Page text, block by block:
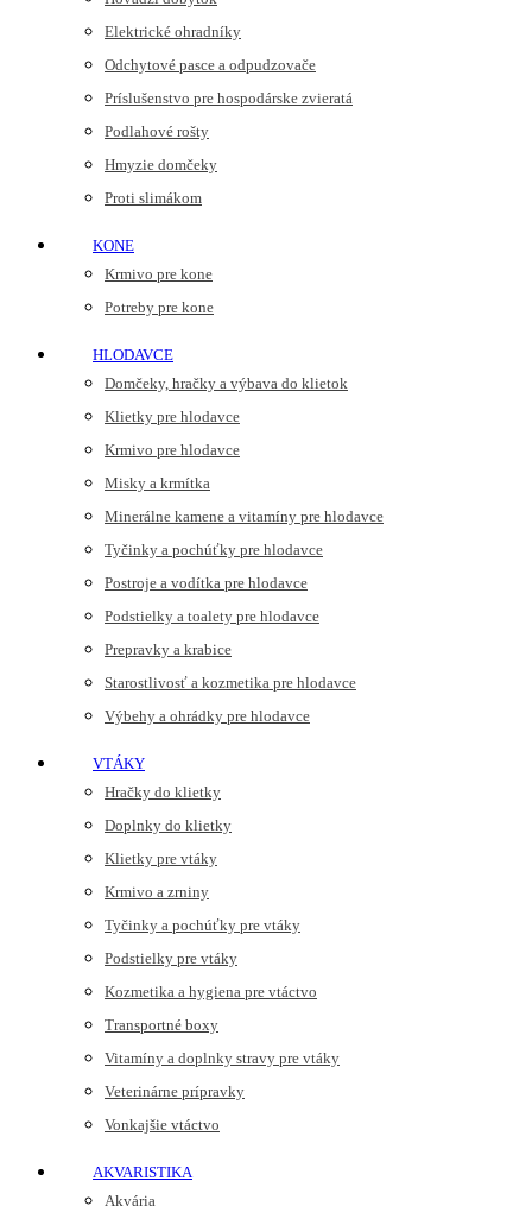
Elektrické ohradníky
Odchytové pasce a odpudzovače
Príslušenstvo pre hospodárske zvieratá
Podlahové rošty
Hmyzie domčeky
Proti slimákom
KONE
Krmivo pre kone
Potreby pre kone
HLODAVCE
Domčeky, hračky a výbava do klietok
Klietky pre hlodavce
Krmivo pre hlodavce
Misky a krmítka
Minerálne kamene a vitamíny pre hlodavce
Tyčinky a pochúťky pre hlodavce
Postroje a vodítka pre hlodavce
Podstielky a toalety pre hlodavce
Prepravky a krabice
Starostlivosť a kozmetika pre hlodavce
Výbehy a ohrádky pre hlodavce
VTÁKY
Hračky do klietky
Doplnky do klietky
Klietky pre vtáky
Krmivo a zrniny
Tyčinky a pochúťky pre vtáky
Podstielky pre vtáky
Kozmetika a hygiena pre vtáctvo
Transportné boxy
Vitamíny a doplnky stravy pre vtáky
Veterinárne prípravky
Vonkajšie vtáctvo
AKVARISTIKA
Akvária